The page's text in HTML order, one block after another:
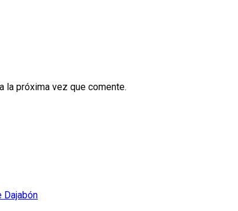
la próxima vez que comente.